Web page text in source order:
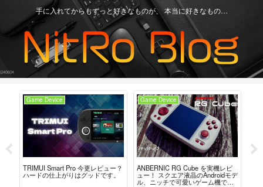
手に入れてからもずっと好きなものが、 本当に好きなもの…
Game Device
TRIMUI Smart Pro 今更レビュー？
ハードの仕上がりはグッドです。
Game Device
ANBERNIC RG Cube を実機レビ
ュー！ スクエア液晶のAndroidモデ
ル、ニッチで可愛いゲーム機で